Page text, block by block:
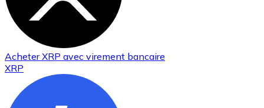
AcheterXRP avec virement bancaire
XRP